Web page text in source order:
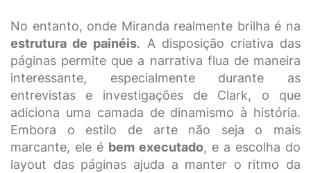
No entanto, onde Miranda realmente brilha é na
estrutura de painéis. A disposição criativa das
páginas permite que a narrativa flua de maneira
interessante, especialmente durante as
entrevistas e investigações de Clark, o que
adiciona uma camada de dinamismo à história.
Embora o estilo de arte não seja o mais
marcante, ele é bem executado, e a escolha do
layout das páginas ajuda a manter o ritmo da